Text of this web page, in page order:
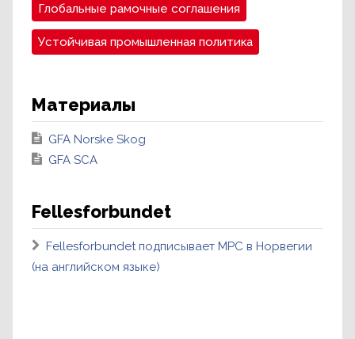
Глобальные рамочные соглашения
Устойчивая промышленная политика
Материалы
GFA Norske Skog
GFA SCA
Fellesforbundet
Fellesforbundet подписывает МРС в Норвегии
(на английском языке)